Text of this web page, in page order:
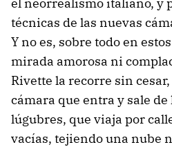
técnicas de las nuevas
Y no es, sobre todo en
mirada amorosa ni
Rivette la recorre sin
cámara que entra y sale
lúgubres, que viaja por
vacías, tejiendo una nube